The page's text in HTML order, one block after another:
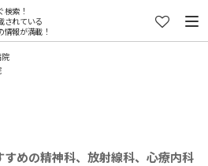
検索！
されている
情報が満載！
めの精神科、放射線科、心療内科